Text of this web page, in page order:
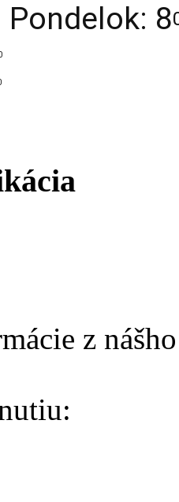
Pondelok: 8
z